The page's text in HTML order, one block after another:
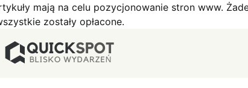
mają na celu pozycjonowanie stron www.
zostały opłacone.